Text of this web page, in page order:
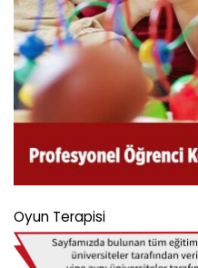
Oyun Terapisi